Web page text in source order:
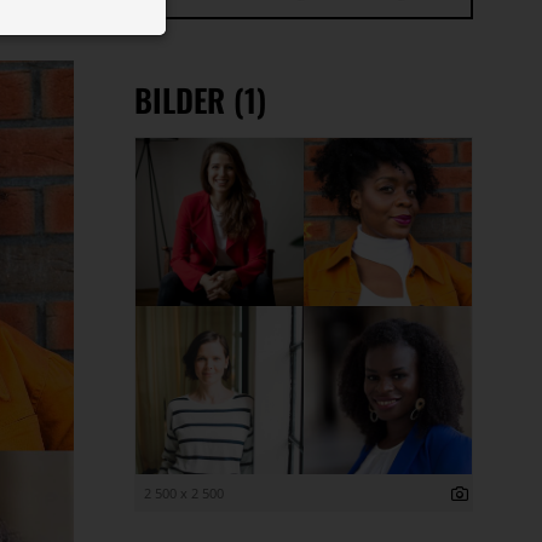
BILDER (1)